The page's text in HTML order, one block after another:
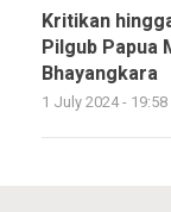
Kritikan
Pilgub Papua
Bhayangkara
1 July 2024 - 19:58